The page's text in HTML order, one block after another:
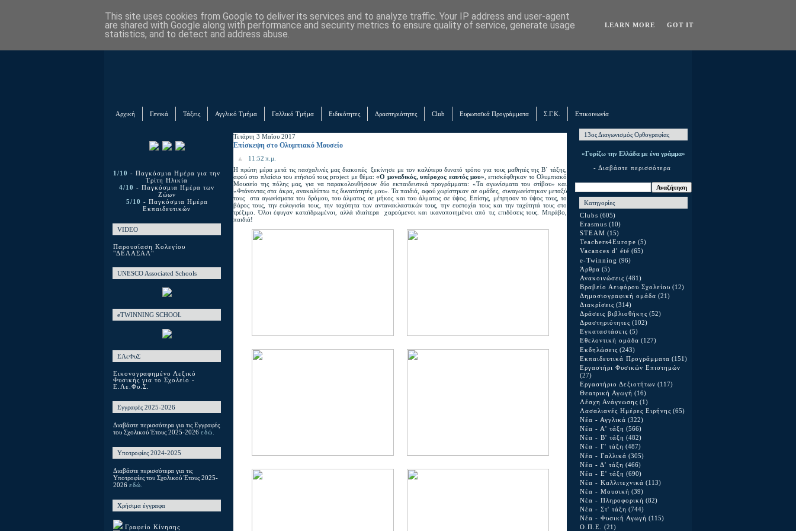
Αρχική Γενικά Τάξεις Αγγλικό Τμήμα Γαλλικό Τμήμα Ειδικότητες Δραστηριότητες Club Ευρωπαϊκά Προγράμματα Σ.Γ.Κ. Επικοινωνία
1/10 - Παγκόσμια Ημέρα για την
Τρίτη Ηλικία
4/10 - Παγκόσμια Ημέρα των
Ζώων
5/10 - Παγκόσμια Ημέρα
Εκπαιδευτικών
VIDEO
Παρουσίαση Κολεγίου
"ΔΕΛΑΣΑΛ"
UNESCO Associated Schools
eTWINNING SCHOOL
ΕΛεΦυΣ
Εικονογραφημένο Λεξικό
Φυσικής για το Σχολείο -
Ε.Λε.Φυ.Σ.
Εγγραφές 2025-2026
Διαβάστε περισσότερα για τις Εγγραφές
του Σχολικού Έτους 2025-2026 εδώ.
Υποτροφίες 2024-2025
Διαβάστε περισσότερα για τις
Υποτροφίες του Σχολικού Έτους 2025-
2026 εδώ.
Χρήσιμα έγγραφα
Γραφείο Κίνησης
Τετάρτη 3 Μαΐου 2017
Επίσκεψη στο Ολυμπιακό Μουσείο
11:52 π.μ.
Η πρώτη μέρα μετά τις πασχαλινές μας διακοπές ξεκίνησε με τον καλύτερο δυνατό τρόπο για τους μαθητές της Β΄ τάξης,
αφού στο πλαίσιο του ετήσιού τους project με θέμα:«Ο μοναδικός, υπέροχος εαυτός μου» , επισκέφθηκαν το Ολυμπιακό
Μουσείο της πόλης μας, για να παρακολουθήσουν δύο εκπαιδευτικά προγράμματα: «Τα αγωνίσματα του στίβου» και
«Φτάνοντας στα άκρα, ανακαλύπτω τις δυνατότητές μου». Τα παιδιά, αφού χωρίστηκαν σε ομάδες, συναγωνίστηκαν μεταξύ
τους στα αγωνίσματα του δρόμου, του άλματος σε μήκος και του άλματος σε ύψος. Επίσης, μέτρησαν το ύψος τους, το
βάρος τους, την ευλυγισία τους, την ταχύτητα των αντανακλαστικών τους, την ευστοχία τους και την ταχύτητά τους στο
τρέξιμο. Όλοι έφυγαν καταϊδρωμένοι, αλλά ιδιαίτερα χαρούμενοι και ικανοποιημένοι από τις επιδόσεις τους. Μπράβο,
παιδιά!
13ος Διαγωνισμός Ορθογραφίας
«Γυρίζω την Ελλάδα με ένα γράμμα»
- Διαβάστε περισσότερα
Κατηγορίες
Clubs (605)
Erasmus (10)
STEAM (15)
Teachers4Europe (5)
Vacances d' été (65)
e-Twinning (96)
Άρθρα (5)
Ανακοινώσεις (481)
Βραβείο Αειφόρου Σχολείου (12)
Δημοσιογραφική ομάδα (21)
Διακρίσεις (314)
Δράσεις βιβλιοθήκης (52)
Δραστηριότητες (102)
Εγκαταστάσεις (5)
Εθελοντική ομάδα (127)
Εκδηλώσεις (243)
Εκπαιδευτικά Προγράμματα (151)
Εργαστήρι Φυσικών Επιστημών
(27)
Εργαστήριο Δεξιοτήτων (117)
Θεατρική Αγωγή (16)
Λέσχη Ανάγνωσης (1)
Λασαλιανές Ημέρες Ειρήνης (65)
Νέα - Αγγλικά (322)
Νέα - Α' τάξη (566)
Νέα - Β' τάξη (482)
Νέα - Γ' τάξη (487)
Νέα - Γαλλικά (305)
Νέα - Δ' τάξη (466)
Νέα - Ε' τάξη (690)
Νέα - Καλλιτεχνικά (113)
Νέα - Μουσική (39)
Νέα - Πληροφορική (82)
Νέα - Στ' τάξη (744)
Νέα - Φυσική Αγωγή (115)
Ο.Π.Ε. (21)
This site uses cookies from Google to deliver its services and to analyze traffic. Your IP address and user-agent
are shared with Google along with performance and security metrics to ensure quality of service, generate usage
statistics, and to detect and address abuse.
LEARN MORE GOT IT